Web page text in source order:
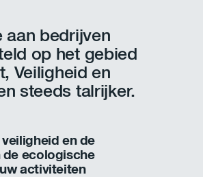
aan bedrijven
op het gebied
Veiligheid en
steeds talrijker.
en de
de ecologische
activiteiten